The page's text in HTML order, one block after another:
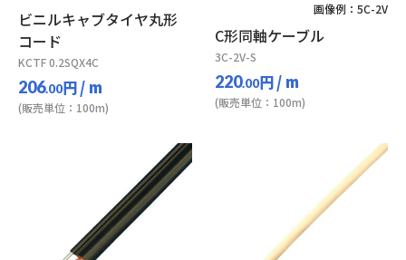
ビニルキャブタイヤ丸形
コード
KCTF 0.2SQX4C
206.00円/ m
(販売単位：100m)
画像例：5C-2V
C形同軸ケーブル
3C-2V-S
220.00円/ m
(販売単位：100m)